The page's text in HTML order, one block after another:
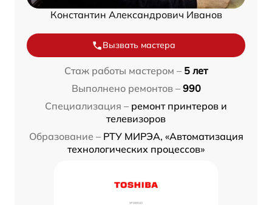
Константин Александрович Иванов
Вызвать мастера
Стаж работы мастером – 5 лет
Выполнено ремонтов – 990
Специализация – ремонт принтеров и
телевизоров
Образование – РТУ МИРЭА, «Автоматизация
технологических процессов»